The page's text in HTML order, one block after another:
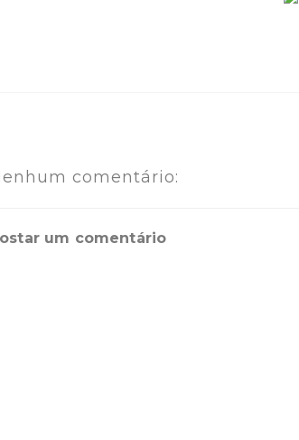
comentário:
um comentário